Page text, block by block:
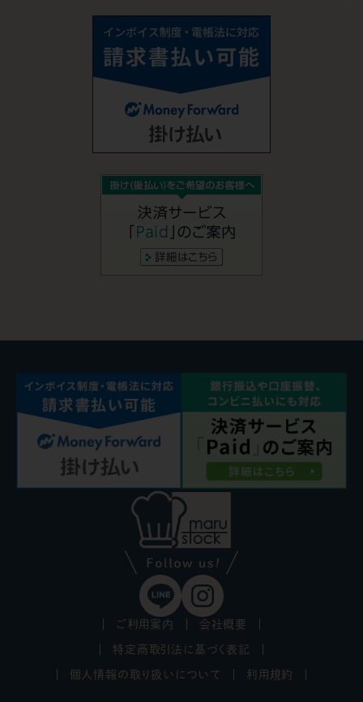
ご利用案内 会社概要
特定商取引法に基づく表記
個人情報の取り扱いについて 利用規約